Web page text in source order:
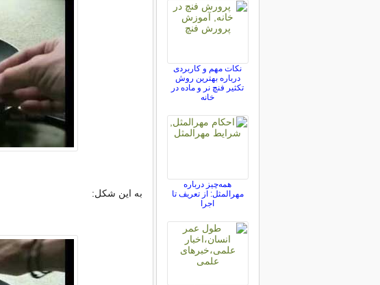
به اين شکل:
نکات مهم و کاربردی
درباره بهترین روش
تکثیر فنچ نر و ماده در
خانه
همه‌چیز درباره
مهرالمثل: از تعریف تا
اجرا